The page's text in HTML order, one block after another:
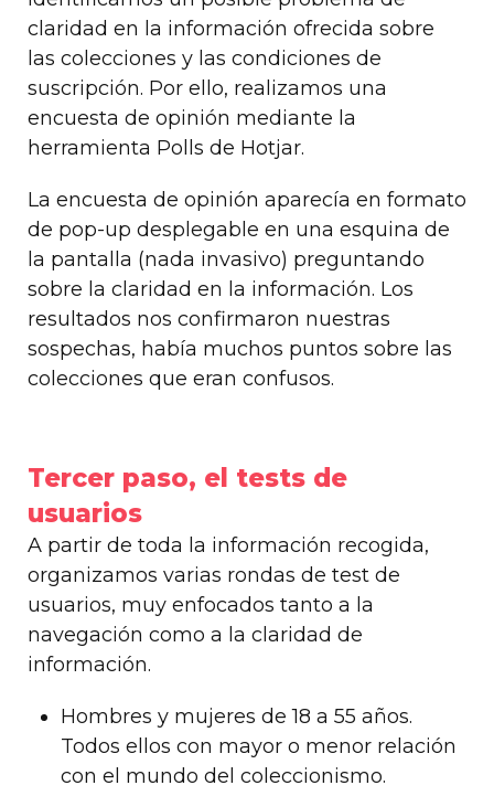
claridad en la información ofrecida sobre
las colecciones y las condiciones de
suscripción. Por ello, realizamos una
encuesta de opinión mediante la
herramienta Polls de Hotjar.
La encuesta de opinión aparecía en formato
de pop-up desplegable en una esquina de
la pantalla (nada invasivo) preguntando
sobre la claridad en la información. Los
resultados nos confirmaron nuestras
sospechas, había muchos puntos sobre las
colecciones que eran confusos.
Tercer paso, el tests de
usuarios
A partir de toda la información recogida,
organizamos varias rondas de test de
usuarios, muy enfocados tanto a la
navegación como a la claridad de
información.
Hombres y mujeres de 18 a 55 años.
Todos ellos con mayor o menor relación
con el mundo del coleccionismo.